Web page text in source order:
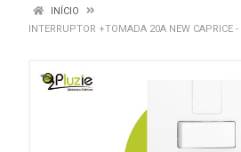
INÍCIO
INTERRUPTOR +TOMADA 20A NEW CAPRICE